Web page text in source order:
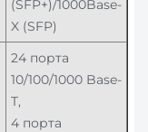
(SFP+)/1000Base-
X (SFP)
24 порта
10/100/1000 Base-
T,
4 порта